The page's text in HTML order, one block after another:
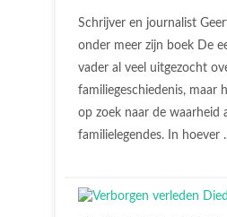
Schrijver en journalist
onder meer zijn boek De
vader al veel uitgezocht
familiegeschiedenis, maar
op zoek naar de waarheid
familielegendes. In hoever